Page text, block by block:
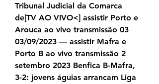
Tribunal Judicial da Comarca
de[TV AO VIVO<] assistir Porto e
Arouca ao vivo transmissão 03
03/09/2023 — assistir Mafra e
Porto B ao vivo transmissão 2
setembro 2023 Benfica B-Mafra,
3-2: jovens águias arrancam Liga